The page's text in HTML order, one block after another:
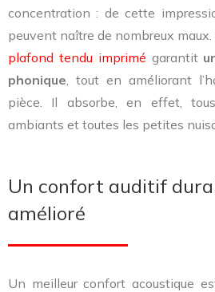
concentration : de cette
peuvent naître de nombreux
plafond tendu imprimé garantit
phonique , tout en améliorant
pièce. Il absorbe, en effet,
ambiants et toutes les petites
Un confort auditif
amélioré
Un meilleur confort acoustique